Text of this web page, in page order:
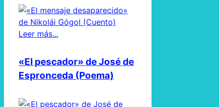
Leer más...
«El pescador» de José de
Espronceda (Poema)